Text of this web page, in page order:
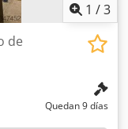
1 /3
de
Quedan 9 días